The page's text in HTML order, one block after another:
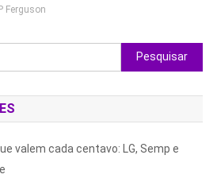
Ferguson
Pesquisar
por:
valem cada centavo: LG, Semp e